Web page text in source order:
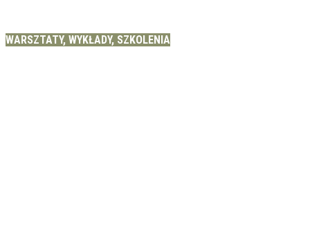
WARSZTATY, WYKŁADY, SZKOLENIA